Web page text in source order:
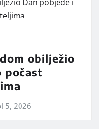
obilježio
počast
5, 2026